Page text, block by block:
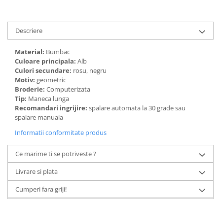
Descriere
Material: Bumbac
Culoare principala: Alb
Culori secundare: rosu, negru
Motiv: geometric
Broderie: Computerizata
Tip: Maneca lunga
Recomandari ingrijire: spalare automata la 30 grade sau
spalare manuala
Informatii conformitate produs
Ce marime ti se potriveste ?
Livrare si plata
Cumperi fara griji!